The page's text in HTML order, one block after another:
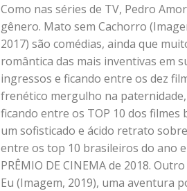
Como nas séries de TV, Pedro
gênero. Mato sem Cachorro
2017) são comédias, ainda que
romântica das mais inventivas em
ingressos e ficando entre os dez
frenético mergulho na
ficando entre os TOP 10 dos
um sofisticado e ácido retrato
entre os top 10 brasileiros do ano
PRÊMIO DE CINEMA de 2018.
Eu (Imagem, 2019), uma aventura